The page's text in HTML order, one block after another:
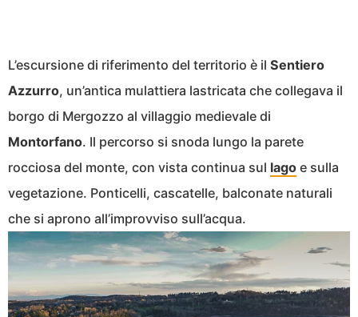
L’escursione di riferimento del territorio è il Sentiero
Azzurro, un’antica mulattiera lastricata che collegava il
borgo di Mergozzo al villaggio medievale di
Montorfano. Il percorso si snoda lungo la parete
rocciosa del monte, con vista continua sul lago e sulla
vegetazione. Ponticelli, cascatelle, balconate naturali
che si aprono all’improvviso sull’acqua.